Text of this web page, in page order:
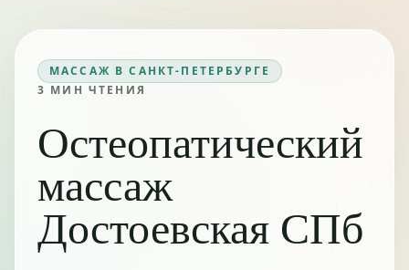
МАССАЖ В САНКТ-ПЕТЕРБУРГЕ
3 МИН ЧТЕНИЯ
Остеопатический
массаж
Достоевская СПб